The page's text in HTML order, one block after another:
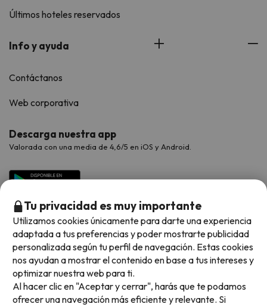
Últimos hoteles reservados
Info y ayuda
Contáctanos
Web corporativa
Descarga nuestra app
Valorada con una media de 4,6/5 en iOS y Android.
Métodos de pago disponibles
Tu privacidad es muy importante
Utilizamos cookies únicamente para darte una experiencia
adaptada a tus preferencias y poder mostrarte publicidad
personalizada según tu perfil de navegación. Estas cookies
nos ayudan a mostrar el contenido en base a tus intereses y
optimizar nuestra web para ti.
Al hacer clic en "Aceptar y cerrar", harás que te podamos
ofrecer una navegación más eficiente y relevante. Si